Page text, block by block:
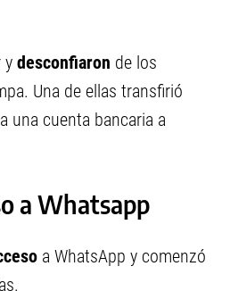
y desconfiaron de los
Una de ellas transfirió
a una cuenta bancaria a
a Whatsapp
a WhatsApp y comenzó